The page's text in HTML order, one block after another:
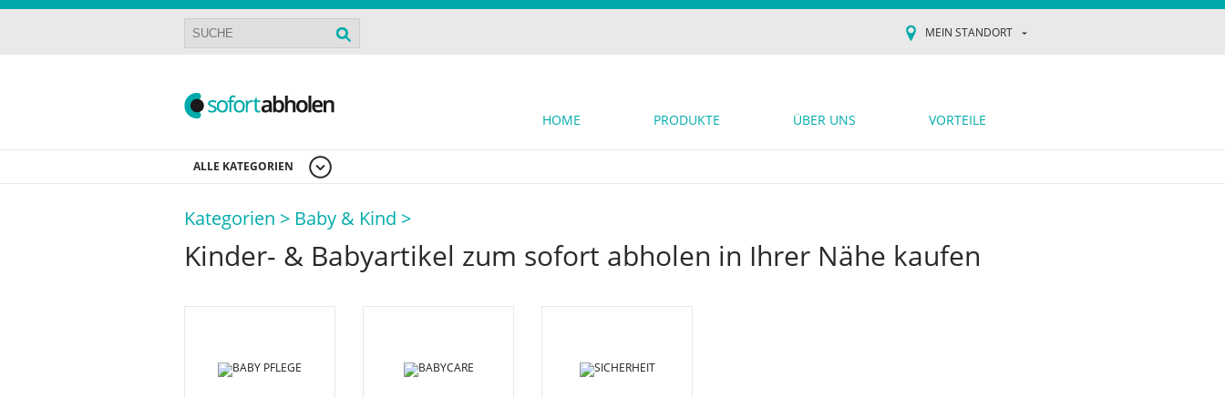
MEIN STANDORT
HOME PRODUKTE ÜBER UNS VORTEILE
ALLE KATEGORIEN
Kategorien > Baby & Kind >
Kinder- & Babyartikel zum sofort abholen in Ihrer Nähe kaufen